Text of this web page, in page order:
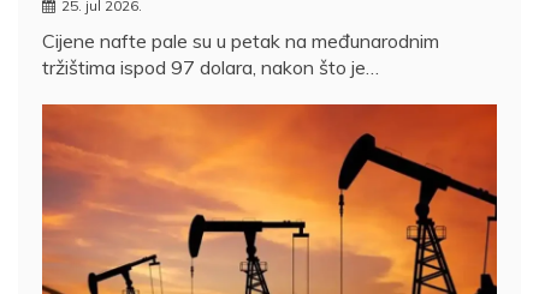
25. jul 2026.
Cijene nafte pale su u petak na međunarodnim
tržištima ispod 97 dolara, nakon što je…